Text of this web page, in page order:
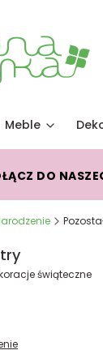
Meble
DO
świąteczne